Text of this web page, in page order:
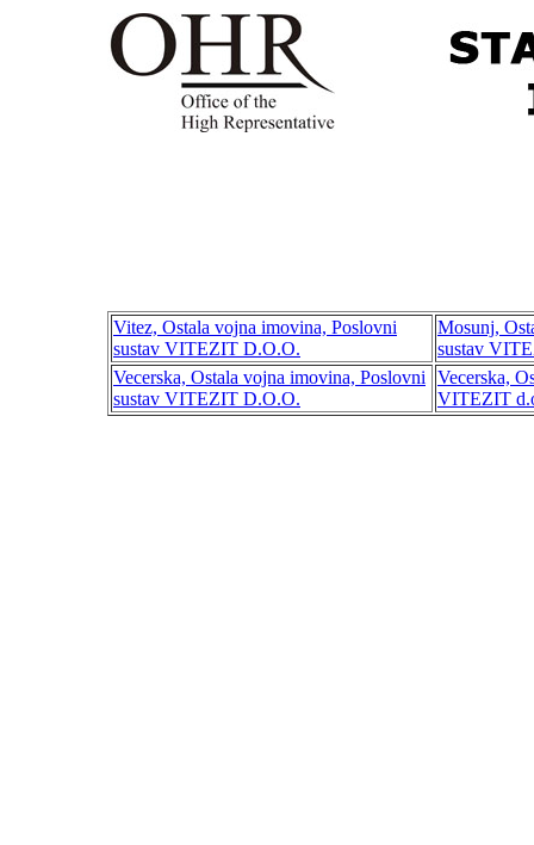
Vitez, Ostala vojna imovina, Poslovni
sustav VITEZIT D.O.O.
Mosunj,
sustav
Vecerska, Ostala vojna imovina, Poslovni
sustav VITEZIT D.O.O.
Vecerska,
VITEZIT